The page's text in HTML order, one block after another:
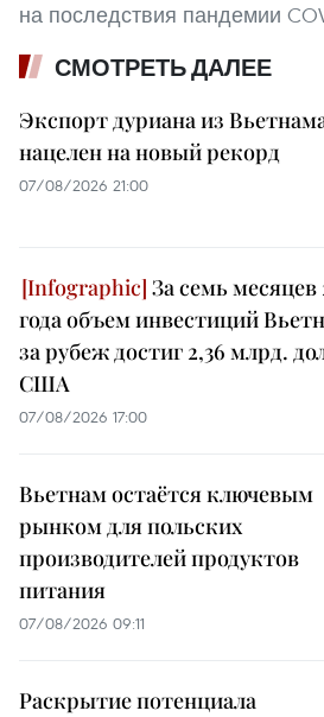
на последствия пандемии
СМОТРЕТЬ ДАЛЕЕ
Экспорт дуриана из
нацелен на новый рекорд
07/08/2026 21:00
За семь месяцев
года объем инвестиций
за рубеж достиг 2,36 млрд.
США
07/08/2026 17:00
Вьетнам остаётся ключевым
рынком для польских
производителей продуктов
питания
07/08/2026 09:11
Раскрытие потенциала